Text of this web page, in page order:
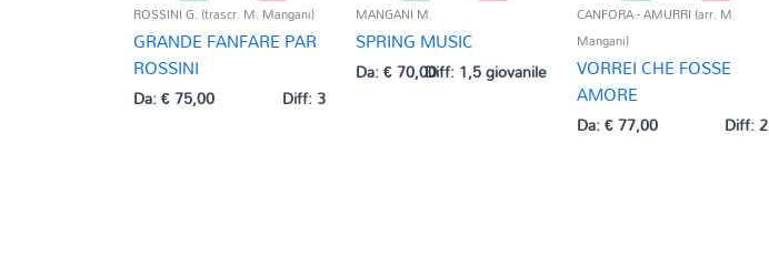
ROSSINI G. (trascr. M. Mangani)
GRANDE FANFARE PAR
ROSSINI
Da:€75,00 Diff: 3
MANGANI M.
SPRING MUSIC
Da:€70,00Diff: 1,5 giovanile
CANFORA - AMURRI (arr. M.
Mangani)
VORREI CHE FOSSE
AMORE
Da:€77,00 Diff: 2